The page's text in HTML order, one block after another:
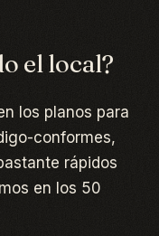
el local?
los planos para
conformes,
rápidos
en los 50